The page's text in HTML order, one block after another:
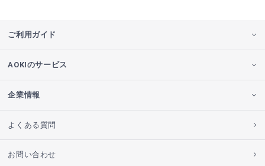
ご利用ガイド
AOKIのサービス
企業情報
よくある質問
お問い合わせ